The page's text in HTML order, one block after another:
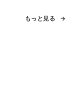
もっと見る